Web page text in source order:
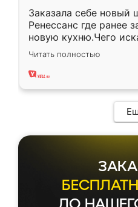
Заказала себе новый
Ренессанс где ранее
новую кухню.Чего
вполне довольна.
два года, нареканий
Читать полностью